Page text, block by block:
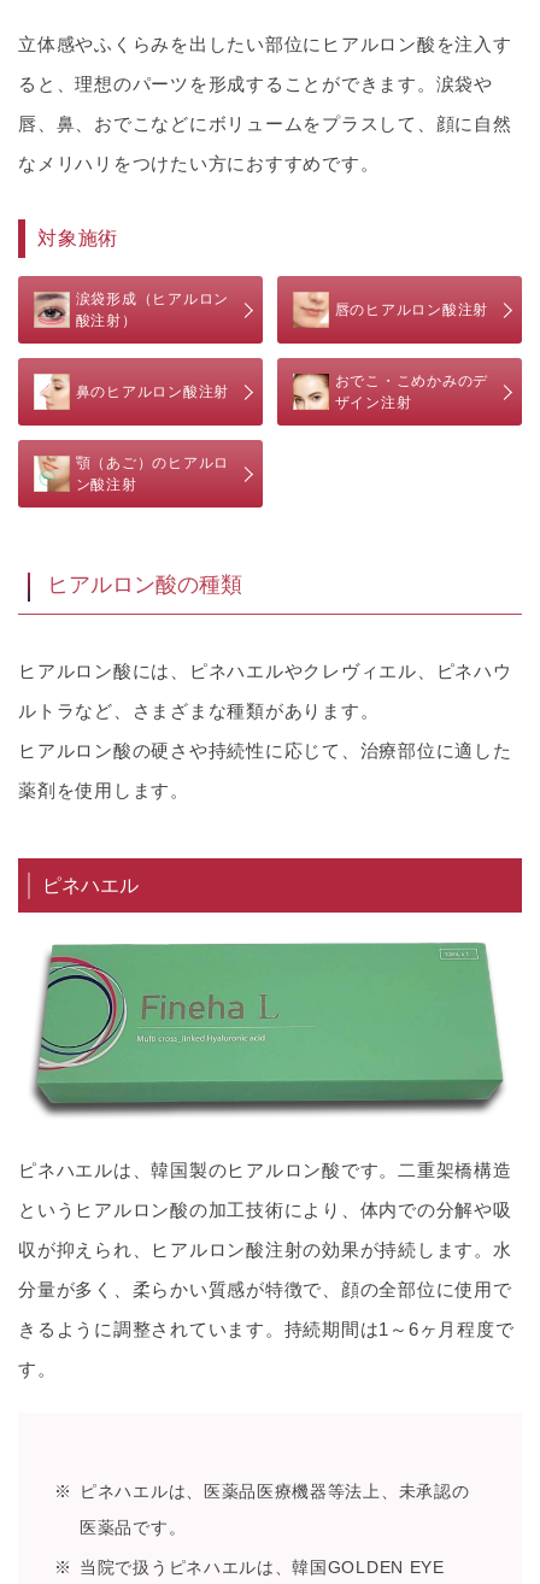
立体感やふくらみを出したい部位にヒアルロン酸を注入す
ると、理想のパーツを形成することができます。涙袋や
唇、鼻、おでこなどにボリュームをプラスして、顔に自然
なメリハリをつけたい方におすすめです。
対象施術
涙袋形成（ヒアルロン
酸注射）
唇のヒアルロン酸注射
鼻のヒアルロン酸注射
おでこ・こめかみのデ
ザイン注射
顎（あご）のヒアルロ
ン酸注射
ヒアルロン酸の種類
ヒアルロン酸には、ピネハエルやクレヴィエル、ピネハウ
ルトラなど、さまざまな種類があります。
ヒアルロン酸の硬さや持続性に応じて、治療部位に適した
薬剤を使用します。
ピネハエル
ピネハエルは、韓国製のヒアルロン酸です。二重架橋構造
というヒアルロン酸の加工技術により、体内での分解や吸
収が抑えられ、ヒアルロン酸注射の効果が持続します。水
分量が多く、柔らかい質感が特徴で、顔の全部位に使用で
きるように調整されています。持続期間は1～6ヶ月程度で
す。
ピネハエルは、医薬品医療機器等法上、未承認の
医薬品です。
当院で扱うピネハエルは、韓国GOLDEN EYE